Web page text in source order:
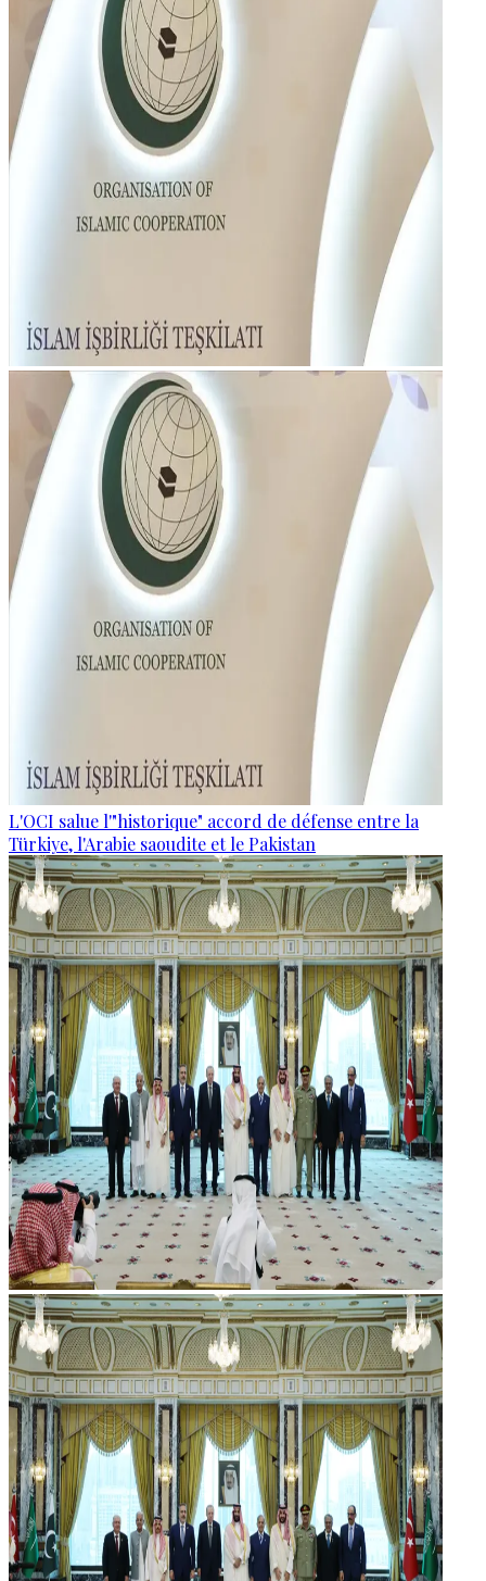
L'OCI salue l'"historique" accord de défense entre la
Türkiye, l'Arabie saoudite et le Pakistan